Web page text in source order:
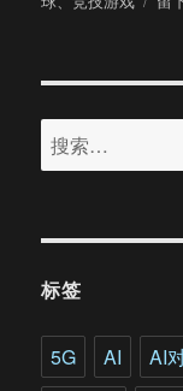
体
店
身
首
款
搜
索：
标签
5G AI AI